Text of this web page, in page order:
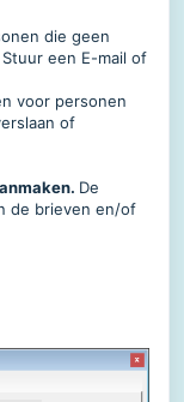
die geen
een E-mail of
voor personen
of
De
de brieven en/of